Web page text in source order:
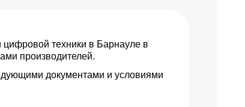
техники в Барнауле в
производителей.
документами и условиями